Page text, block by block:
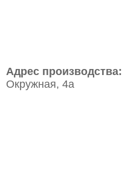
Адрес производства:
Окружная, 4а